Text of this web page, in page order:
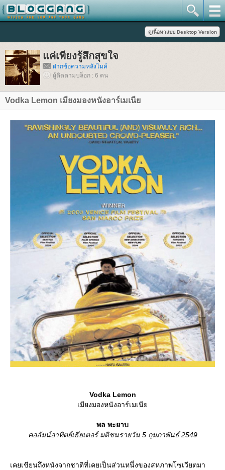
ค่เพียงรู้สึกสุขใจ
ฝากข้อความหลังไมค์
ผู้ติดตามบล็อก : 6 คน
Vodka Lemon เมียงมองหนังอาร์เมเนี
Vodka Lemon
เมียงมองหนังอาร์เมเนี
พล พะยาบ
คอลัมน์อาทิตย์เธียเตอร์ มติชนรายวัน 5 กุมภาพันธ์ 2549
เคยเขียนถึงหนังจากชาติที่เคยเป็นส่วนหนึ่งของสหภาพโซเวียตมา